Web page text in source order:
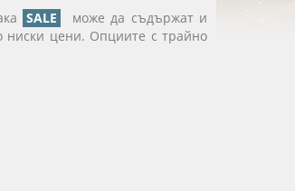
SALE
може да съдържат и
ниски цени. Опциите с трайно